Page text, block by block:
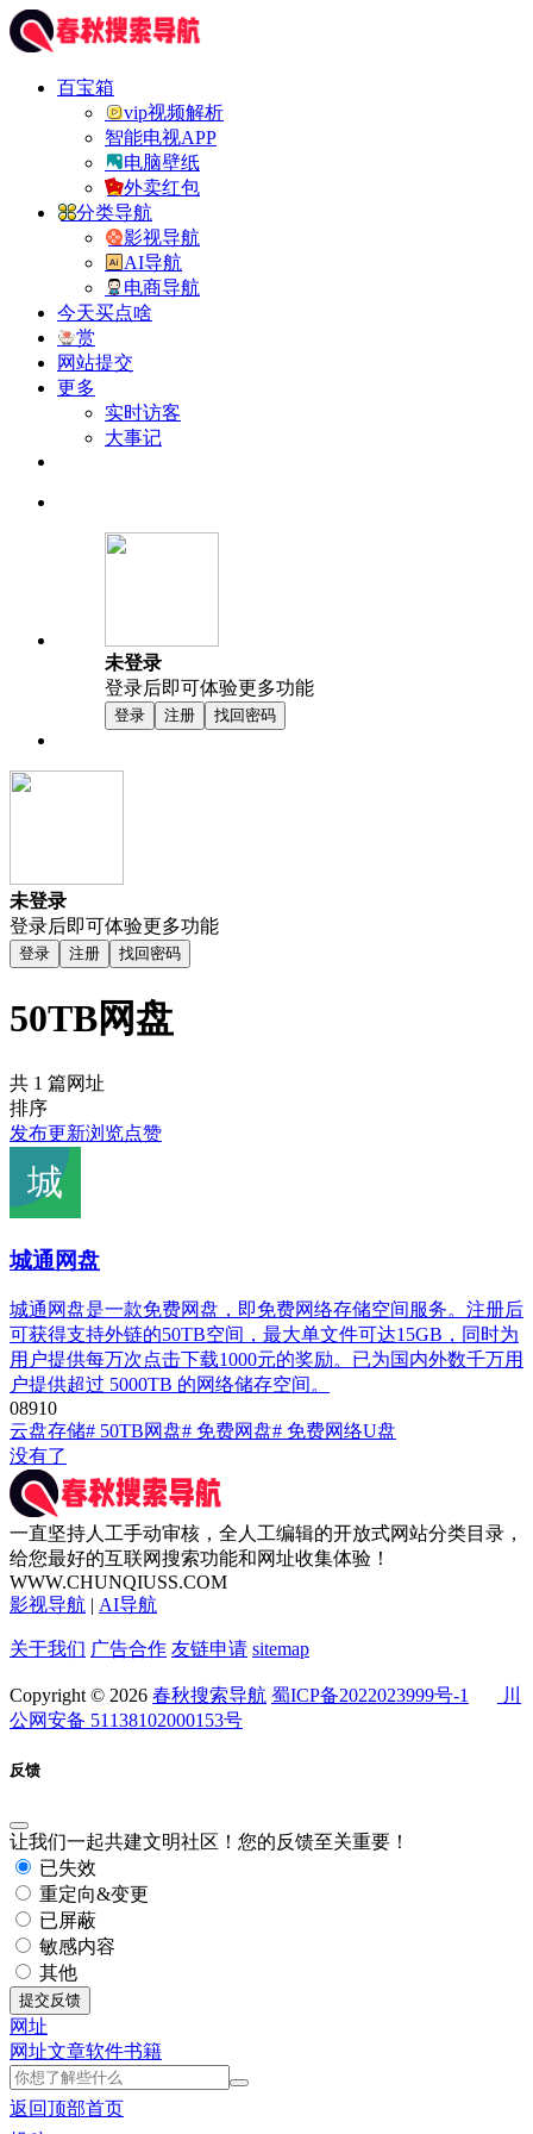
百宝箱
vip视频解析
智能电视APP
电脑壁纸
外卖红包
分类导航
影视导航
AI导航
电商导航
今天买点啥
赏
网站提交
更多
实时访客
大事记
未登录
登录后即可体验更多功能
登录 注册 找回密码
未登录
登录后即可体验更多功能
登录 注册 找回密码
50TB网盘
共 1 篇网址
排序
发布更新浏览点赞
城通网盘
城通网盘是一款免费网盘，即免费网络存储空间服务。注册后
可获得支持外链的50TB空间，最大单文件可达15GB，同时为
用户提供每万次点击下载1000元的奖励。已为国内外数千万用
户提供超过 5000TB 的网络储存空间。
08910
云盘存储# 50TB网盘# 免费网盘# 免费网络U盘
没有了
一直坚持人工手动审核，全人工编辑的开放式网站分类目录，
给您最好的互联网搜索功能和网址收集体验！
WWW.CHUNQIUSS.COM
影视导航 | AI导航
关于我们 广告合作 友链申请 sitemap
Copyright © 2026 春秋搜索导航 蜀ICP备2022023999号-1
川
公网安备 51138102000153号
反馈
让我们一起共建文明社区！您的反馈至关重要！
已失效
重定向&变更
已屏蔽
敏感内容
其他
提交反馈
网址
网址文章软件书籍
返回顶部首页